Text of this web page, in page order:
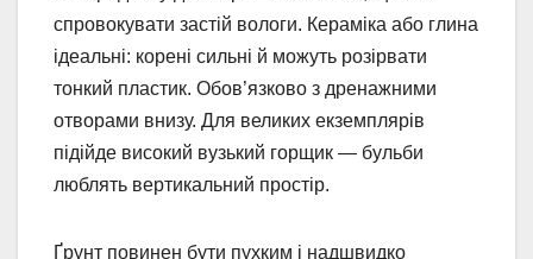
спровокувати застій вологи. Кераміка або глина
ідеальні: корені сильні й можуть розірвати
тонкий пластик. Обов’язково з дренажними
отворами внизу. Для великих екземплярів
підійде високий вузький горщик — бульби
люблять вертикальний простір.
Ґрунт повинен бути пухким і надшвидко